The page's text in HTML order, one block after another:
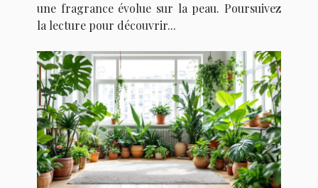
une fragrance évolue sur la peau. Poursuivez
la lecture pour découvrir...